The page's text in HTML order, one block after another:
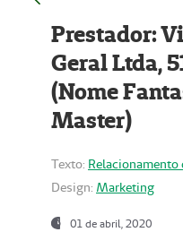
Prestador:
Geral Ltda,
(Nome
Master)
Texto: Relacionamento
Design: Marketing
01 de abril, 2020